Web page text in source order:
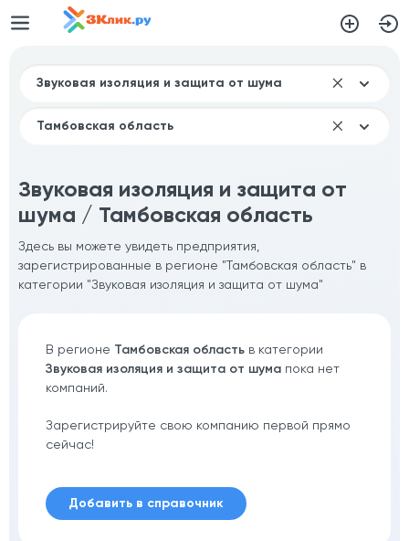
Звуковая изоляция и защита от
шума / Тамбовская область
Здесь вы можете увидеть предприятия,
зарегистрированные в регионе "Тамбовская область" в
категории "Звуковая изоляция и защита от шума"
В регионе Тамбовская область в категории
Звуковая изоляция и защита от шума пока нет
компаний.
Зарегистрируйте свою компанию первой прямо
сейчас!
Добавить в справочник